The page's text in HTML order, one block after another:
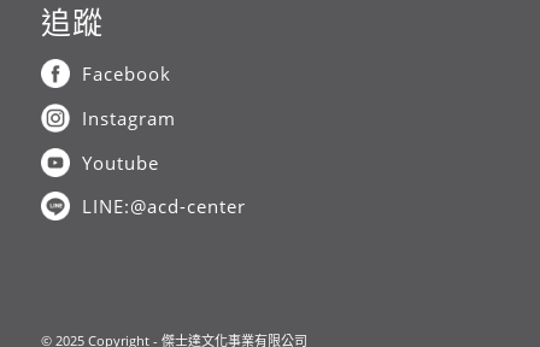
追蹤
Facebook
Instagram
Youtube
LINE:@acd-center
© 2025 Copyright - 傑士達文化事業有限公司